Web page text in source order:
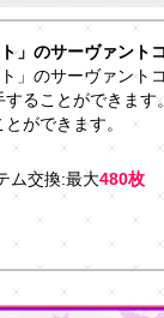
」のサーヴァント
」のサーヴァント
ることができます
ができます。
ム交換:最大480枚